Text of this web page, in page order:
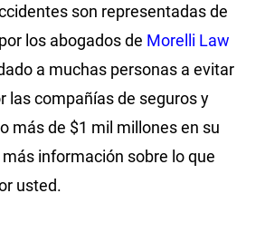
son representadas de
los abogados de Morelli Law
a muchas personas a evitar
las compañías de seguros y
más de $1 mil millones en su
información sobre lo que
usted.